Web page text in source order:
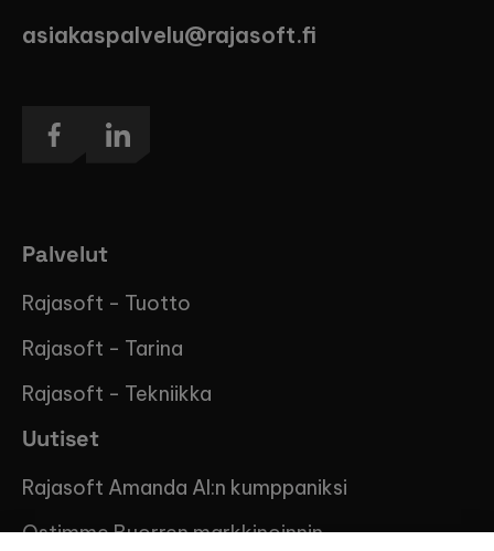
asiakaspalvelu@rajasoft.fi
Palvelut
Rajasoft - Tuotto
Rajasoft - Tarina
Rajasoft - Tekniikka
Uutiset
Rajasoft Amanda AI:n kumppaniksi
Ostimme Buorren markkinoinnin